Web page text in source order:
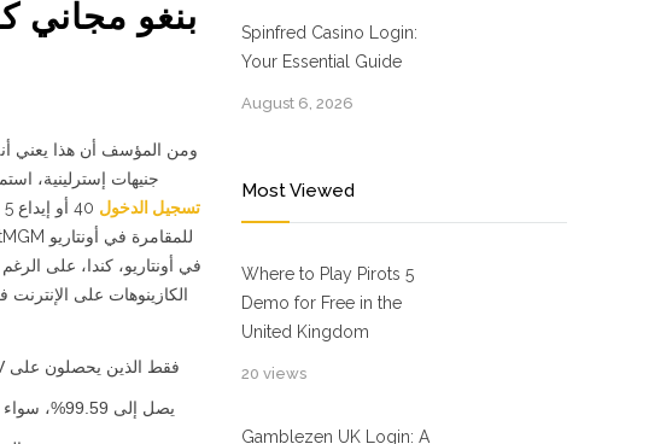
بنغو مجاني
tusk casino تسجيل الدخول
في أونتاريو، كندا، على
الكازينوهات على
Spinfred Casino Login:
Your Essential Guide
August 6, 2026
Most Viewed
Where to Play Pirots 5
Demo for Free in the
United Kingdom
20 views
Gamblezen UK Login: A